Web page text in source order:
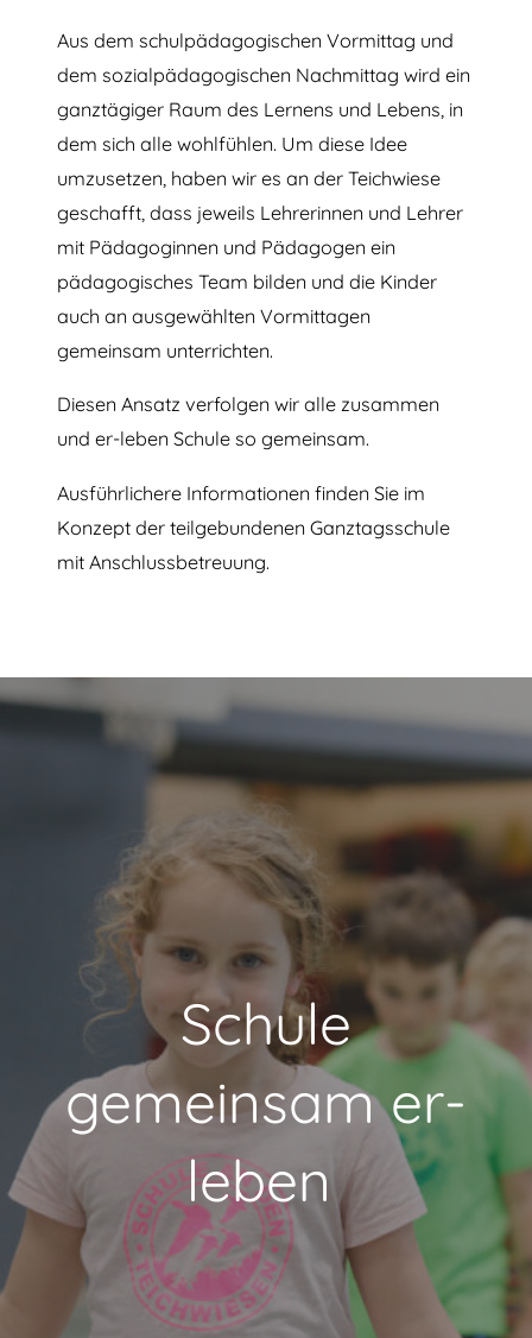
Aus dem schulpädagogischen Vormittag und
dem sozialpädagogischen Nachmittag wird ein
ganztägiger Raum des Lernens und Lebens, in
dem sich alle wohlfühlen. Um diese Idee
umzusetzen, haben wir es an der Teichwiese
geschafft, dass jeweils Lehrerinnen und Lehrer
mit Pädagoginnen und Pädagogen ein
pädagogisches Team bilden und die Kinder
auch an ausgewählten Vormittagen
gemeinsam unterrichten.
Diesen Ansatz verfolgen wir alle zusammen
und er-leben Schule so gemeinsam.
Ausführlichere Informationen finden Sie im
Konzept der teilgebundenen Ganztagsschule
mit Anschlussbetreuung.
Schule
gemeinsam er-
leben